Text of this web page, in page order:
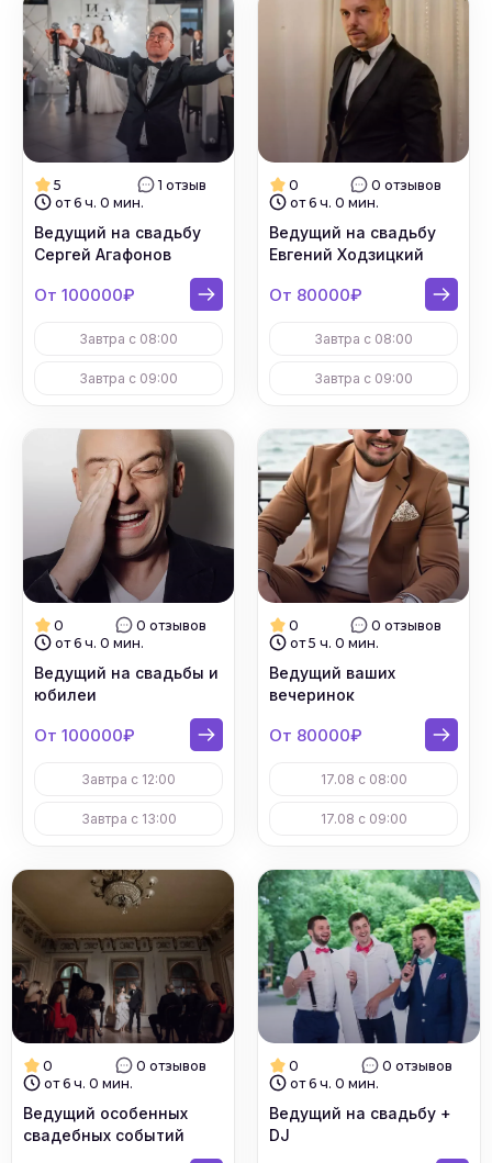
5
1 отзыв
от 6 ч. 0 мин.
Ведущий на свадьбу
Сергей Агафонов
От 100000₽
Завтра с 08:00
Завтра с 09:00
0
0 отзывов
от 6 ч. 0 мин.
Ведущий на свадьбу
Евгений Ходзицкий
От 80000₽
Завтра с 08:00
Завтра с 09:00
0
0 отзывов
от 6 ч. 0 мин.
Ведущий на свадьбы и
юбилеи
От 100000₽
Завтра с 12:00
Завтра с 13:00
0
0 отзывов
от 5 ч. 0 мин.
Ведущий ваших
вечеринок
От 80000₽
17.08 с 08:00
17.08 с 09:00
0
0 отзывов
от 6 ч. 0 мин.
Ведущий особенных
свадебных событий
0
0 отзывов
от 6 ч. 0 мин.
Ведущий на свадьбу +
DJ